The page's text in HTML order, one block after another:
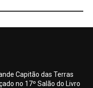
Capitão das Terras
no 17º Salão do Livro